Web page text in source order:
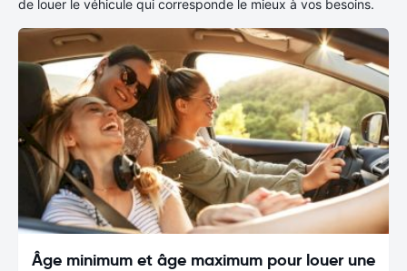
de louer le véhicule qui corresponde le mieux à vos besoins.
Âge minimum et âge maximum pour louer une